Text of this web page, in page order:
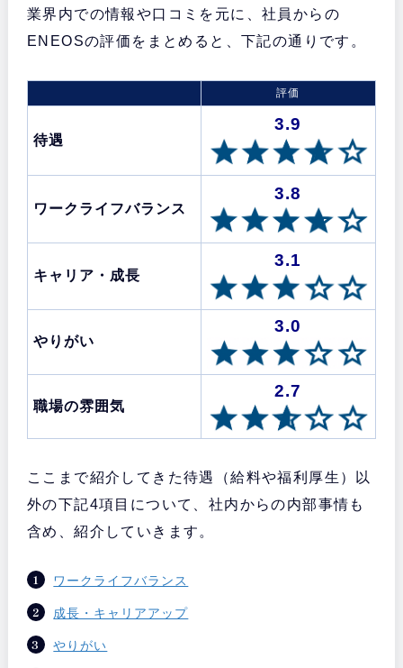
業界内での情報や口コミを元に、社員からの
ENEOSの評価をまとめると、下記の通りです。
評価
待遇
3.9
ワークライフバランス
3.8
キャリア・成長
3.1
やりがい
3.0
職場の雰囲気
2.7
ここまで紹介してきた待遇（給料や福利厚生）以
外の下記4項目について、社内からの内部事情も
含め、紹介していきます。
ワークライフバランス
成長・キャリアアップ
やりがい